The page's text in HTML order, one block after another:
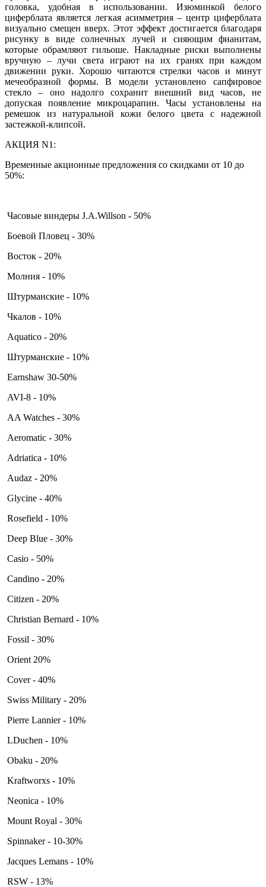
головка, удобная в использовании. Изюминкой белого
циферблата является легкая асимметрия – центр циферблата
визуально смещен вверх. Этот эффект достигается благодаря
рисунку в виде солнечных лучей и сияющим фианитам,
которые обрамляют гильоше. Накладные риски выполнены
вручную – лучи света играют на их гранях при каждом
движении руки. Хорошо читаются стрелки часов и минут
мечеобразной формы. В модели установлено сапфировое
стекло – оно надолго сохранит внешний вид часов, не
допуская появление микроцарапин. Часы установлены на
ремешок из натуральной кожи белого цвета с надежной
застежкой-клипсой.
АКЦИЯ N1:
Временные акционные предложения со скидками от 10 до
50%:
Часовые виндеры J.A.Willson - 50%
Боевой Пловец - 30%
Восток - 20%
Молния - 10%
Штурманские - 10%
Чкалов - 10%
Aquatico - 20%
Штурманские - 10%
Earnshaw 30-50%
AVI-8 - 10%
AA Watches - 30%
Aeromatic - 30%
Adriatica - 10%
Audaz - 20%
Glycine - 40%
Rosefield - 10%
Deep Blue - 30%
Casio - 50%
Candino - 20%
Citizen - 20%
Christian Bernard - 10%
Fossil - 30%
Orient 20%
Cover - 40%
Swiss Military - 20%
Pierre Lannier - 10%
LDuchen - 10%
Obaku - 20%
Kraftworxs - 10%
Neonica - 10%
Mount Royal - 30%
Spinnaker - 10-30%
Jacques Lemans - 10%
RSW - 13%